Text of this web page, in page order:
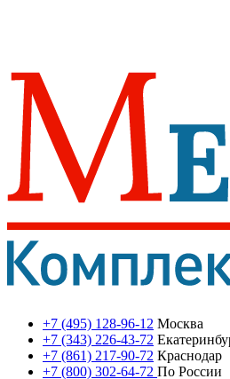
+7 (495) 128-96-12 Москва
+7 (343) 226-43-72
+7 (861) 217-90-72 Краснодар
+7 (800) 302-64-72 По России